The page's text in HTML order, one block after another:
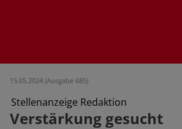
15.05.2024 (Ausgabe 685)
Stellenanzeige Redaktion
Verstärkung gesucht